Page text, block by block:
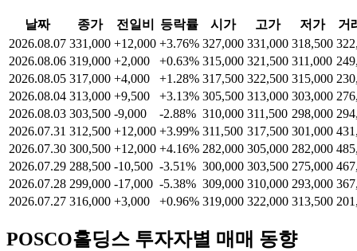
날짜 종가 전일비 등락률 시가 고가 저가
거
2026.08.07 331,000 +12,000 +3.76% 327,000 331,000 318,500
2026.08.06 319,000 +2,000 +0.63% 315,000 321,500 311,000
2026.08.05 317,000 +4,000 +1.28% 317,500 322,500 315,000
2026.08.04 313,000 +9,500 +3.13% 305,500 313,000 303,000
2026.08.03 303,500 -9,000 -2.88% 310,000 311,500 298,000
2026.07.31 312,500 +12,000 +3.99% 311,500 317,500 301,000
2026.07.30 300,500 +12,000 +4.16% 282,000 305,000 282,000
2026.07.29 288,500 -10,500 -3.51% 300,000 303,500 275,000
2026.07.28 299,000 -17,000 -5.38% 309,000 310,000 293,000
2026.07.27 316,000 +3,000 +0.96% 319,000 322,000 313,500
POSCO홀딩스 투자자별 매매 동향